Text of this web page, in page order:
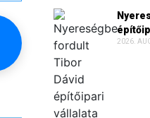
2026.